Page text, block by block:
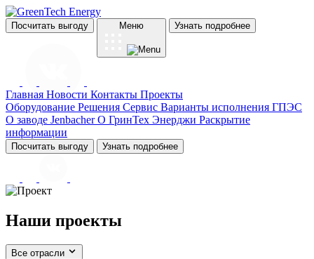
Посчитать выгоду Меню Узнать подробнее
Главная Новости Контакты Проекты
Оборудование Решения Сервис Варианты исполнения ГПЭС
О заводе Jenbacher О ГринТех Энерджи Раскрытие
информации
Посчитать выгоду Узнать подробнее
Наши проекты
Все отрасли